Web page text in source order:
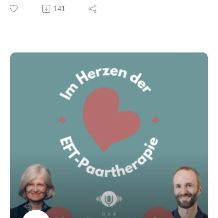
Toleranzfenster
Christine Weiß - https://eft-ausbildungszentrum.de/
Ben Schuster - https://www.benschuster.at/
Paartherapie, Allianz, EFT, Beziehung, Therapeut,
Klient, Beziehung aufbauen, Konfliktmanagement,
emotionale Sicherheit, Therapieerfolg
In dieser Episode sprechen wir darüber, warum
Supervision ein zentraler Bestandteil des
Unsicherheiten sichtbar machen und sich mit
schwierigen Momenten aus der Therapie
auseinandersetzen.
Doch genau dort entsteht oft das größte Wachstum.
Wir sprechen darüber:
warum ein sicherer Supervisionsraum entscheidend ist
weshalb Videoaufnahmen ein so kraftvolles
Lernwerkzeug sind
wie du Paare um Zustimmung zu Videoaufnahmen
bitten kannst
wie du Supervision effektiv vorbereitest
und warum Selbstmitgefühl im Lernprozess so wichtig
141